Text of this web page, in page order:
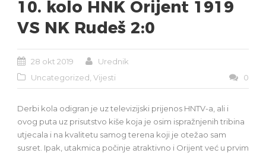
10. kolo HNK Orijent 1919
VS NK Rudeš 2:0
28 okt 2019
Urednik
Uncategorized Vijesti 0
Derbi kola odigran je uz televizijski prijenos HNTV-a, ali i
ovog puta uz prisutstvo kiše koja je osim ispražnjenih tribina
utjecala i na kvalitetu samog terena koji je otežao sam
susret. Ipak, utakmica počinje atraktivno i Orijent već u prvim